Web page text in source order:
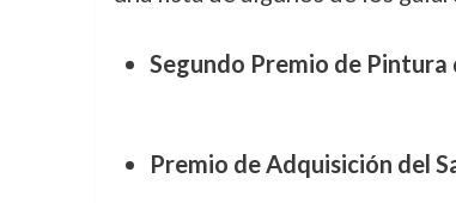
Segundo Premio de Pintura
Premio de Adquisición del